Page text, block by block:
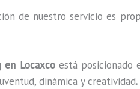
de nuestro servicio es
en Locaxcoestá posicionado
dinámica y creatividad.